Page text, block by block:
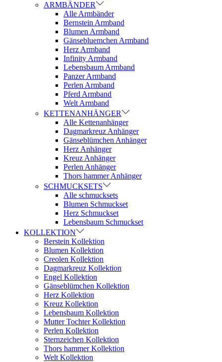
ARMBÄNDER
Alle Armbänder
Bernstein Armband
Blumen Armband
Gänsebluemchen Armband
Herz Armband
Infinity Armband
Lebensbaum Armband
Panzer Armband
Perlen Armband
Pferd Armband
Welt Armband
KETTENANHÄNGER
Alle Kettenanhänger
Dagmarkreuz Anhänger
Gänseblümchen Anhänger
Herz Anhänger
Kreuz Anhänger
Perlen Anhänger
Thors hammer Anhänger
SCHMUCKSETS
Alle schmucksets
Blumen Schmuckset
Herz Schmuckset
Lebensbaum Schmuckset
KOLLEKTION
Berstein Kollektion
Blumen Kollektion
Creolen Kollektion
Dagmarkreuz Kollektion
Engel Kollektion
Gänseblümchen Kollektion
Herz Kollektion
Kreuz Kollektion
Lebensbaum Kollektion
Mutter Tochter Kollektion
Perlen Kollektion
Sternzeichen Kollektion
Thors hammer Kollektion
Welt Kollektion